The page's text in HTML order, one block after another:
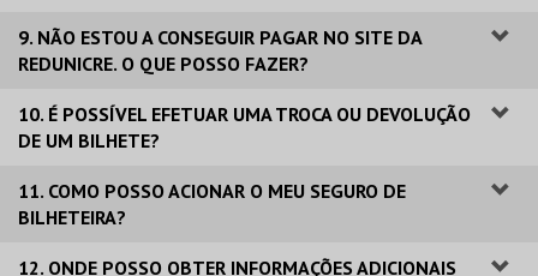
9. NÃO ESTOU A CONSEGUIR PAGAR NO SITE DA
REDUNICRE. O QUE POSSO FAZER?
10. É POSSÍVEL EFETUAR UMA TROCA OU DEVOLUÇÃO
DE UM BILHETE?
11. COMO POSSO ACIONAR O MEU SEGURO DE
BILHETEIRA?
12. ONDE POSSO OBTER INFORMAÇÕES ADICIONAIS